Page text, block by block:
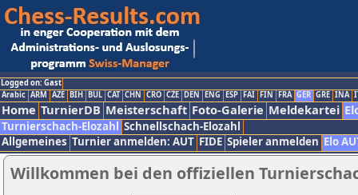
Logged on: Gast
Arabic ARM AZE BIH BUL CAT CHN CRO CZE DEN ENG ESP FAI FIN FRA GER GRE INA
Home TurnierDB Meisterschaft Foto-Galerie Meldekartei
Turnierschach-Elozahl Schnellschach-Elozahl
Allgemeines Turnier anmelden: AUT FIDE Spieler anmelden Elo
Willkommen bei den offiziellen